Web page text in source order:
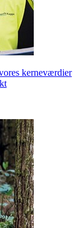
kerneværdier